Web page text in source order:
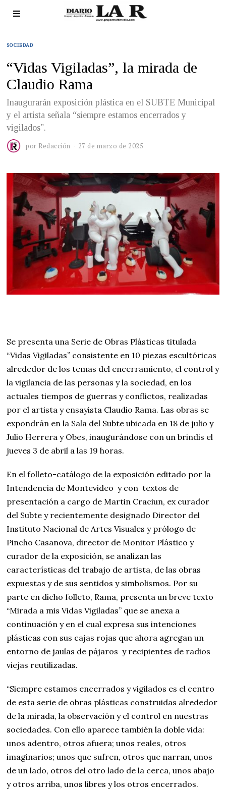
SOCIEDAD
“Vidas Vigiladas”, la mirada de
Claudio Rama
Inaugurarán exposición plástica en el SUBTE Municipal
y el artista señala “siempre estamos encerrados y
vigilados".
por Redacción 27 de marzo de 2025
Se presenta una Serie de Obras Plásticas titulada
“Vidas Vigiladas” consistente en 10 piezas escultóricas
alrededor de los temas del encerramiento, el control y
la vigilancia de las personas y la sociedad, en los
actuales tiempos de guerras y conflictos, realizadas
por el artista y ensayista Claudio Rama. Las obras se
expondrán en la Sala del Subte ubicada en 18 de julio y
Julio Herrera y Obes, inaugurándose con un brindis el
jueves 3 de abril a las 19 horas.
En el folleto-catálogo de la exposición editado por la
Intendencia de Montevideo y con textos de
presentación a cargo de Martin Craciun, ex curador
del Subte y recientemente designado Director del
Instituto Nacional de Artes Visuales y prólogo de
Pincho Casanova, director de Monitor Plástico y
curador de la exposición, se analizan las
características del trabajo de artista, de las obras
expuestas y de sus sentidos y simbolismos. Por su
parte en dicho folleto, Rama, presenta un breve texto
“Mirada a mis Vidas Vigiladas” que se anexa a
continuación y en el cual expresa sus intenciones
plásticas con sus cajas rojas que ahora agregan un
entorno de jaulas de pájaros y recipientes de radios
viejas reutilizadas.
“Siempre estamos encerrados y vigilados es el centro
de esta serie de obras plásticas construidas alrededor
de la mirada, la observación y el control en nuestras
sociedades. Con ello aparece también la doble vida:
unos adentro, otros afuera; unos reales, otros
imaginarios; unos que sufren, otros que narran, unos
de un lado, otros del otro lado de la cerca, unos abajo
y otros arriba, unos libres y los otros encerrados.